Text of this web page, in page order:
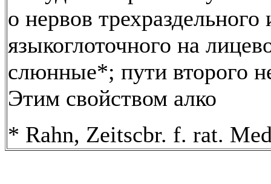
о нервов трехраздельного
языкоглоточного на
слюнные*; пути второго
Этим свойством алко
* Rahn, Zeitscbr. f. rat.